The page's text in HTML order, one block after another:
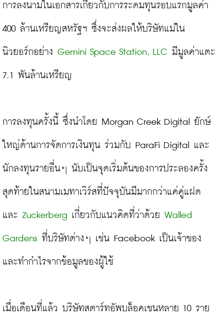
การลงนามในเอกสารเกี่ยวกับการระดมทุนรอบแรกมูลค่า
400 ล้านเหรียญสหรัฐฯ ซึ่งจะส่งผลให้บริษัทแม่ใน
นิวยอร์กอย่าง Gemini Space Station, LLC มีมูลค่าแตะ
7.1 พันล้านเหรียญ
การลงทุนครั้งนี้ ซึ่งนำโดย Morgan Creek Digital ยักษ์
ใหญ่ด้านการจัดการเงินทุน ร่วมกับ ParaFi Digital และ
นักลงทุนรายอื่นๆ นับเป็นจุดเริ่มต้นของการประลองครั้ง
สุดท้ายในสนามเมทาเวิร์สที่ปัจจุบันมีมากกว่าแค่คู่แฝด
และ Zuckerberg เกี่ยวกับแนวคิดที่ว่าด้วย Walled
Gardens ที่บริษัทต่างๆ เช่น Facebook เป็นเจ้าของ
และทำกำไรจากข้อมูลของผู้ใช้
เมื่อเดือนที่แล้ว บริษัทสตาร์ทอัพบล็อคเชนหลาย 10 ราย